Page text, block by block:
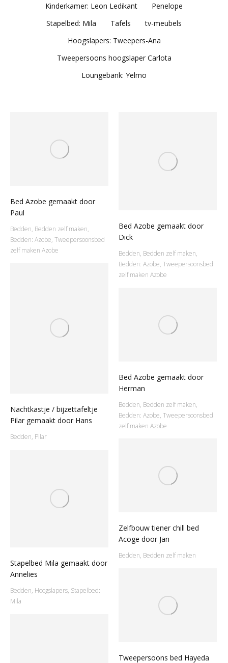
Kinderkamer: Leon Ledikant
Penelope
Stapelbed: Mila
Tafels
tv-meubels
Hoogslapers: Tweepers-Ana
Tweepersoons hoogslaper Carlota
Loungebank: Yelmo
Bed Azobe gemaakt door
Paul
Bedden, Bedden zelf maken,
Bedden: Azobe, Tweepersoonsbed
zelf maken Azobe
Bed Azobe gemaakt door
Dick
Bedden, Bedden zelf maken,
Bedden: Azobe, Tweepersoonsbed
zelf maken Azobe
Nachtkastje / bijzettafeltje
Pilar gemaakt door Hans
Bedden, Pilar
Bed Azobe gemaakt door
Herman
Bedden, Bedden zelf maken,
Bedden: Azobe, Tweepersoonsbed
zelf maken Azobe
Zelfbouw tiener chill bed
Acoge door Jan
Bedden, Bedden zelf maken
Stapelbed Mila gemaakt door
Annelies
Bedden, Hoogslapers, Stapelbed:
Mila
Tweepersoons bed Hayeda